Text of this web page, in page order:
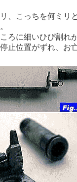
、こっちを何ミリ
ろに細いひび割れ
止位置がずれ、お